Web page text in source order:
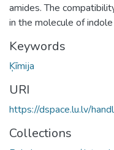
amides. The
in the molecule of
Keywords
Ķīmija
URI
https://dspace.lu.lv/
Collections